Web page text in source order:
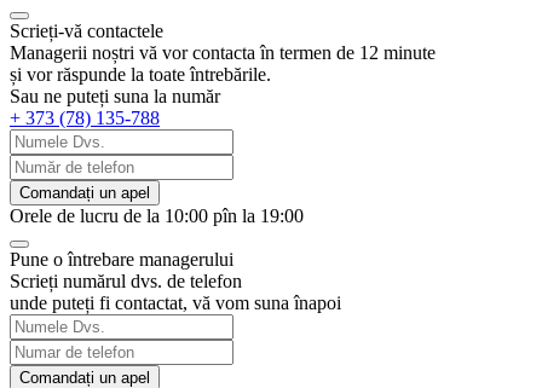
Scrieți-vă contactele
Managerii noștri vă vor contacta în termen de 12 minute
și vor răspunde la toate întrebările.
Sau ne puteți suna la număr
+ 373 (78) 135-788
Comandați un apel
Orele de lucru de la 10:00 pîn la 19:00
Pune o întrebare managerului
Scrieți numărul dvs. de telefon
unde puteți fi contactat, vă vom suna înapoi
Comandați un apel